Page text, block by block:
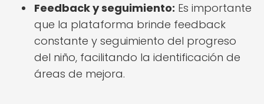
Feedback y seguimiento: Es importante
que la plataforma brinde feedback
constante y seguimiento del progreso
del niño, facilitando la identificación de
áreas de mejora.